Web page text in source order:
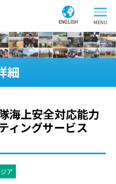
ENGLISH
細
海上安全対応能力
ィングサービス
ア